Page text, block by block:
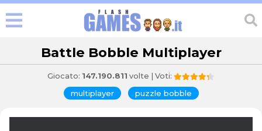
Battle Bobble Multiplayer
Giocato: 147.190.811 volte | Voti:
multiplayer puzzle bobble